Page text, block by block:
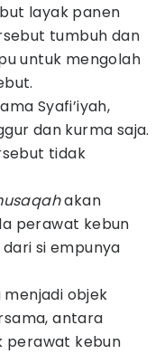
layak panen
tumbuh dan
untuk mengolah
Syafi’iyah,
dan kurma saja.
tidak
akan
perawat kebun
si empunya
menjadi objek
antara
perawat kebun